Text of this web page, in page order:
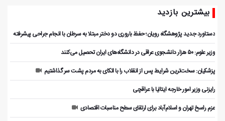
بیشترین بازدید
دستاورد جدید پژوهشگاه رویان؛ حفظ باروری دو دختر مبتلا به سرطان با انجام جراحی پیشرفته
وزیر علوم: ۵۰ هزار دانشجوی عراقی در دانشگاه‌های ایران تحصیل می‌کنند
پزشکیان: سخت‌ترین شرایط پس از انقلاب را با اتکای به مردم پشت سر گذاشتیم
رایزنی وزیر امور خارجه ایتالیا با عراقچی
عزم راسخ تهران و اسلام‌آباد برای ارتقای سطح مناسبات اقتصادی